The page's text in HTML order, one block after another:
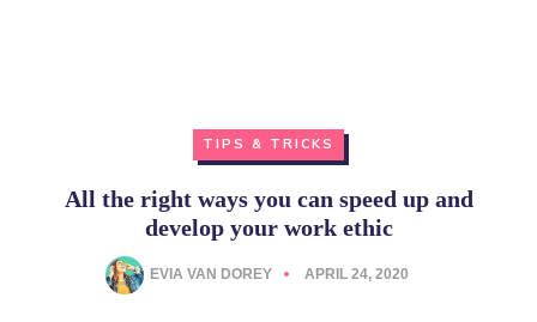
TIPS & TRICKS
All the right ways you can speed up and
develop your work ethic
EVIA VAN DOREY APRIL 24, 2020